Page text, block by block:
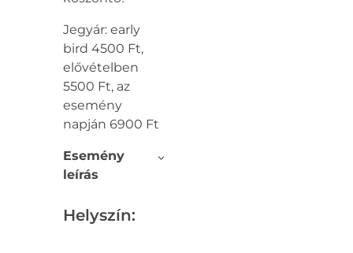
Jegyár: early
bird 4500 Ft,
elővételben
5500 Ft, az
esemény
napján 6900 Ft
Esemény
leírás
Helyszín: